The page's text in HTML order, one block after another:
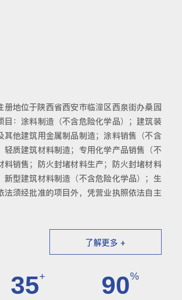
地位于陕西省西安市临潼区西泉街办桑园
：涂料制造（不含危险化学品）；建筑装
他建筑用金属制品制造；涂料销售（不含
质建筑材料制造；专用化学产品销售（不
销售；防火封堵材料生产；防火封堵材料
型建筑材料制造（不含危险化学品）；生
须经批准的项目外，凭营业执照依法自主
了解更多 +
35+ 90%